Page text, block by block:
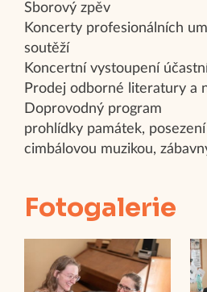
Sborový zpěv
Koncerty profesionálních
soutěží
Koncertní vystoupení
Prodej odborné literatury a
Doprovodný program
prohlídky památek,
cimbálovou muzikou,
Fotogalerie